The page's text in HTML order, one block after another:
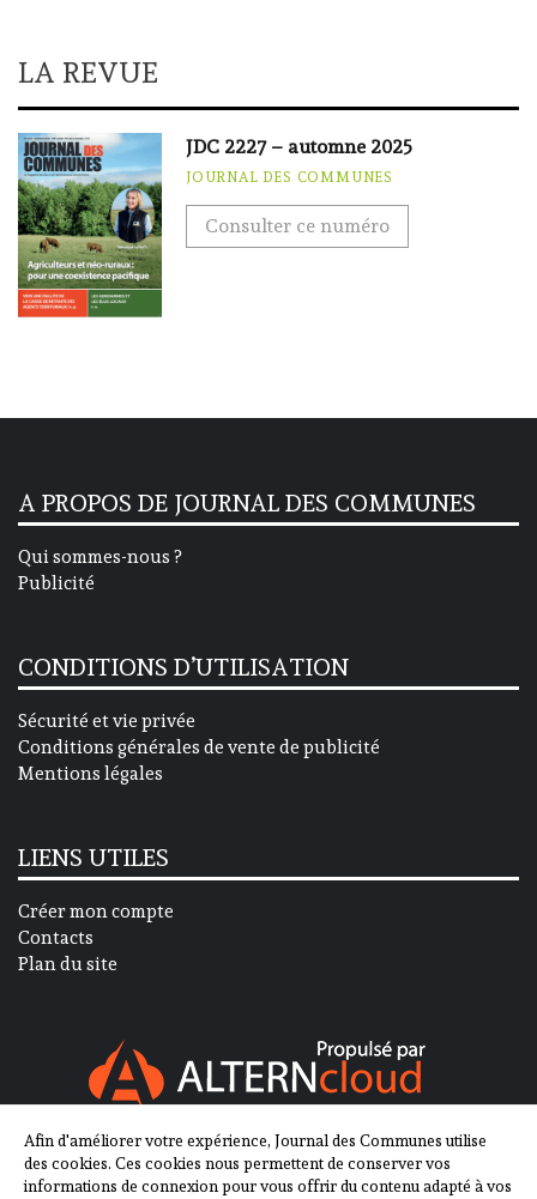
LA REVUE
JDC 2227 – automne 2025
JOURNAL DES COMMUNES
Consulter ce numéro
A PROPOS DE JOURNAL DES COMMUNES
Qui sommes-nous ?
Publicité
CONDITIONS D’UTILISATION
Sécurité et vie privée
Conditions générales de vente de publicité
Mentions légales
LIENS UTILES
Créer mon compte
Contacts
Plan du site
SUIVEZ-NOUS SUR
Afin d'améliorer votre expérience, Journal des Communes utilise
des cookies. Ces cookies nous permettent de conserver vos
informations de connexion pour vous offrir du contenu adapté à vos